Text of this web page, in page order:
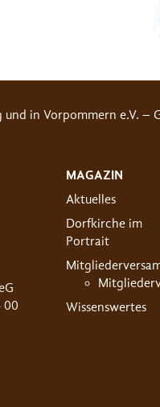
in Vorpommern e.V. –
00
MAGAZIN
Aktuelles
Dorfkirche im
Portrait
Wissenswertes